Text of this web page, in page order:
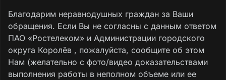
опора по вышеуказанному адресу,
принадлежит ПАО «Ростелеком».
Ремонтно-восстановительные работы
запланированы на 01.08.2024.
Благодарим неравнодушных граждан за Ваши
обращения. Если Вы не согласны с данным ответом
ПАО «Ростелеком» и Администрации городского
округа Королёв , пожалуйста, сообщите об этом
Нам (желательно с фото/видео доказательствами
выполнения работы в неполном объеме или ее